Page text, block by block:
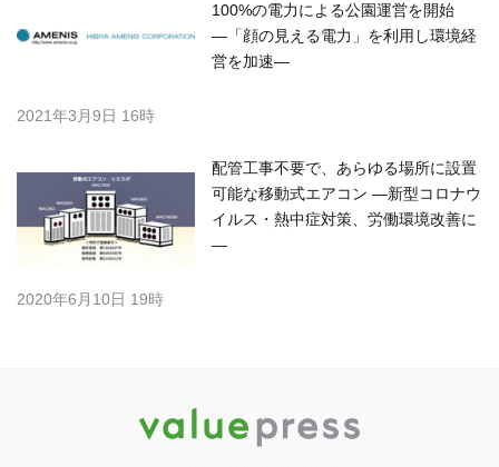
100%の電力による公園運営を開始
―「顔の見える電力」を利用し環境経
営を加速―
2021年3月9日 16時
配管工事不要で、あらゆる場所に設置
可能な移動式エアコン ―新型コロナウ
イルス・熱中症対策、労働環境改善に
―
2020年6月10日 19時